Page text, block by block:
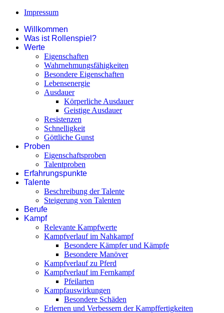
Impressum
Willkommen
Was ist Rollenspiel?
Werte
Eigenschaften
Wahrnehmungsfähigkeiten
Besondere Eigenschaften
Lebensenergie
Ausdauer
Körperliche Ausdauer
Geistige Ausdauer
Resistenzen
Schnelligkeit
Göttliche Gunst
Proben
Eigenschaftsproben
Talentproben
Erfahrungspunkte
Talente
Beschreibung der Talente
Steigerung von Talenten
Berufe
Kampf
Relevante Kampfwerte
Kampfverlauf im Nahkampf
Besondere Kämpfer und Kämpfe
Besondere Manöver
Kampfverlauf zu Pferd
Kampfverlauf im Fernkampf
Pfeilarten
Kampfauswirkungen
Besondere Schäden
Erlernen und Verbessern der Kampffertigkeiten